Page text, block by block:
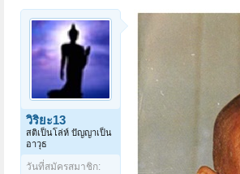
วิริยะ13
สติเป็นโล่ห์ ปัญญาเป็น
อาวุธ
วันที่สมัครสมาชิก: